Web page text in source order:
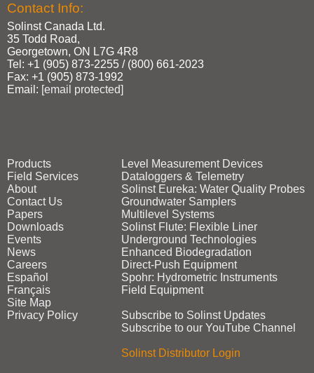
Contact Info:
Solinst Canada Ltd.
35 Todd Road,
Georgetown, ON L7G 4R8
Tel: +1 (905) 873‑2255 / (800) 661‑2023
Fax: +1 (905) 873‑1992
Email: [email protected]
Products
Field Services
About
Contact Us
Papers
Downloads
Events
News
Careers
Español
Français
Site Map
Privacy Policy
Level Measurement Devices
Dataloggers & Telemetry
Solinst Eureka: Water Quality Probes
Groundwater Samplers
Multilevel Systems
Solinst Flute: Flexible Liner
Underground Technologies
Enhanced Biodegradation
Direct‑Push Equipment
Spohr: Hydrometric Instruments
Field Equipment
Subscribe to Solinst Updates
Subscribe to our YouTube Channel
Solinst Distributor Login